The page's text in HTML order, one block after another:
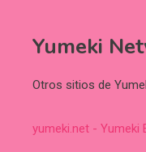
Yumeki
Otros sitios de
yumeki.net - Yumeki